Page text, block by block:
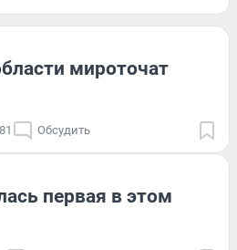
мироточат
Обсудить
первая в этом